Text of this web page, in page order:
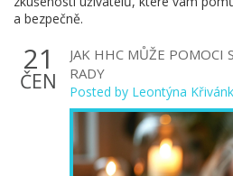
a bezpečně.
21
ČEN
JAK HHC MŮŽE POMOCI
RADY
Posted by Leontýna